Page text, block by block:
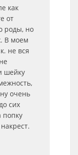
как
от
роды, но
В моем
не вся
шейку
очень
сих
попку